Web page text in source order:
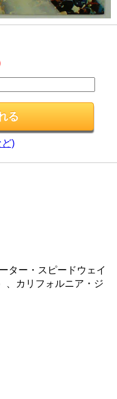
)
ター・スピードウェイ
、カリフォルニア・ジ